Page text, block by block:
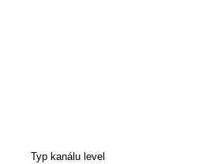
Typ kanálu level